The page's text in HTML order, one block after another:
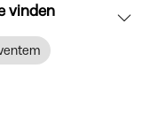
vinden